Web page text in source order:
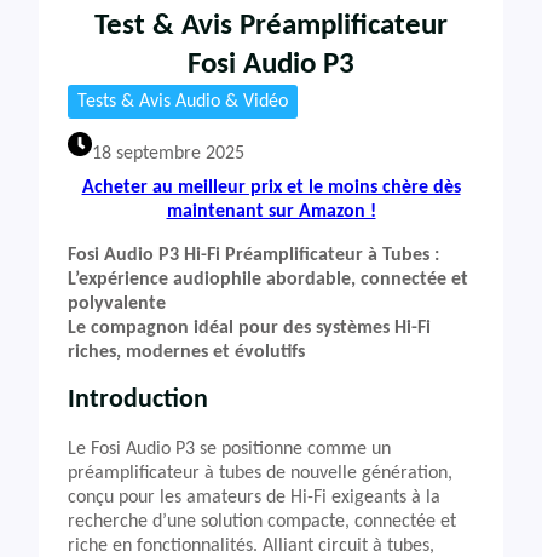
Test & Avis Préamplificateur
Fosi Audio P3
Tests & Avis Audio & Vidéo
18 septembre 2025
Acheter au meilleur prix et le moins chère dès
maintenant sur Amazon !
Fosi Audio P3 Hi-Fi Préamplificateur à Tubes :
L’expérience audiophile abordable, connectée et
polyvalente
Le compagnon idéal pour des systèmes Hi-Fi
riches, modernes et évolutifs
Introduction
Le Fosi Audio P3 se positionne comme un
préamplificateur à tubes de nouvelle génération,
conçu pour les amateurs de Hi-Fi exigeants à la
recherche d’une solution compacte, connectée et
riche en fonctionnalités. Alliant circuit à tubes,